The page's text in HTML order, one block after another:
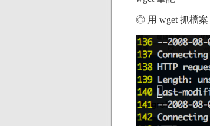
◎ 用 wget 抓檔案